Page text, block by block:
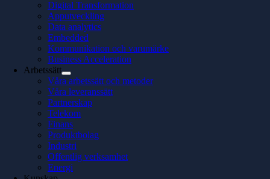
Digital Transformation
Apputveckling
Data analytics
Embedded
Kommunikation och varumärke
Business Acceleration
Arbetssätt
Våra arbetssätt och metoder
Våra leveranssätt
Partnerskap
Telekom
Finans
Produktbolag
Industri
Offentlig verksamhet
Energi